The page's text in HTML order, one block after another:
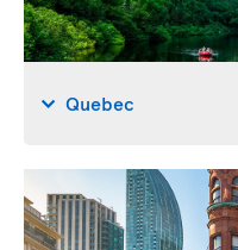
Quebec